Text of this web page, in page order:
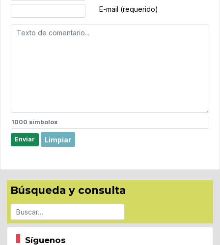
E-mail (requerido)
1000 simbolos
Enviar Limpiar
Búsqueda y consulta
Buscar
Síguenos